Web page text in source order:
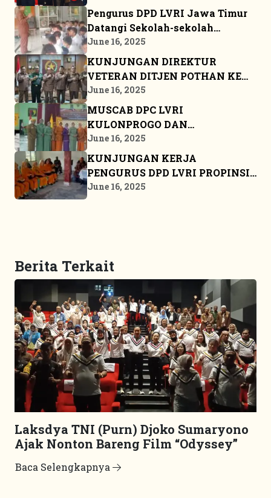
Pengurus DPD LVRI Jawa Timur
Datangi Sekolah-sekolah
Sosialisasikan JSN ’45
June 16, 2025
KUNJUNGAN DIREKTUR
VETERAN DITJEN POTHAN KE
MARKAS BESAR DPP LVRI
June 16, 2025
MUSCAB DPC LVRI
KULONPROGO DAN
BANGKALAN
June 16, 2025
KUNJUNGAN KERJA
PENGURUS DPD LVRI PROPINSI
KEPULAUAN RIAU KE BINTAN
June 16, 2025
Berita Terkait
Laksdya TNI (Purn) Djoko Sumaryono
Ajak Nonton Bareng Film “Odyssey”
Baca Selengkapnya